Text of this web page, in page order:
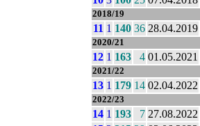
2018/19
11 1 140 36 28.04.2019
2020/21
12 1 163 4 01.05.2021
2021/22
13 1 179 14 02.04.2022
2022/23
14 1 193 7 27.08.2022